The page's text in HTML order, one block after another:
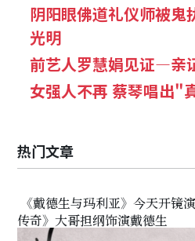
阴阳眼佛道礼仪师被鬼
光明
前艺人罗慧娟见证—亲
女强人不再 蔡琴唱出"
热门文章
《戴德生与玛利亚》今天开镜
传奇》大哥担纲饰演戴德生